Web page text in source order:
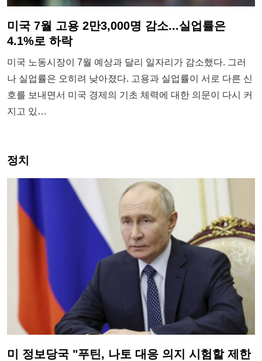
미국 7월 고용 2만3,000명 감소...실업률은
4.1%로 하락
미국 노동시장이 7월 예상과 달리 일자리가 감소했다. 그러
나 실업률은 오히려 낮아졌다. 고용과 실업률이 서로 다른 신
호를 보내면서 미국 경제의 기초 체력에 대한 의문이 다시 커
지고 있…
정치
미 정보당국 "푸틴, 나토 대응 의지 시험할 제한